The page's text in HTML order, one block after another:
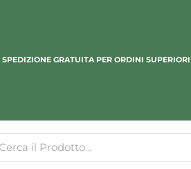
SPEDIZIONE GRATUITA PER ORDINI